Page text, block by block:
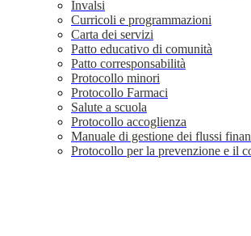
Invalsi
Curricoli e programmazioni
Carta dei servizi
Patto educativo di comunità
Patto corresponsabilità
Protocollo minori
Protocollo Farmaci
Salute a scuola
Protocollo accoglienza
Manuale di gestione dei flussi
Protocollo per la prevenzione e il